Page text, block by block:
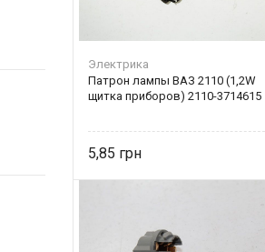
Электрика
Патрон лампы ВАЗ 2110 (1,2W
щитка приборов) 2110-3714615
5,85